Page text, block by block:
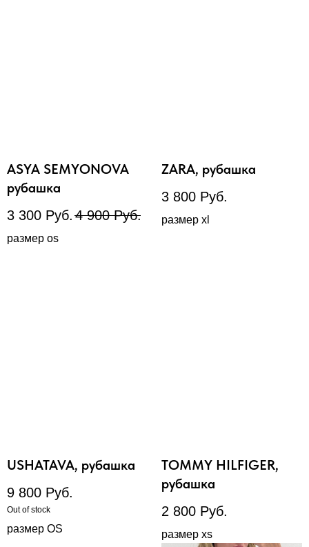
ASYA SEMYONOVA
рубашка
3 300 Руб. 4 900 Руб.
размер os
ZARA, рубашка
3 800 Руб.
размер xl
USHATAVA, рубашка
9 800 Руб.
Out of stock
размер OS
TOMMY HILFIGER,
рубашка
2 800 Руб.
размер xs